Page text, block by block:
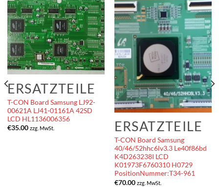
ERSATZTEILE
T-CON Board Samsung LJ92-
00621A LJ41-01161A 42SD
LCD HL1136006356
€35.00 zzg. MwSt. ERSATZTEILE
T-CON Board Samsung
40/46/52hhc6lv3.3 Le40f86bd
K4D263238I LCD
K01973F6760310 H0729
PositionNummer:T34-961
€70.00 zzg. MwSt.